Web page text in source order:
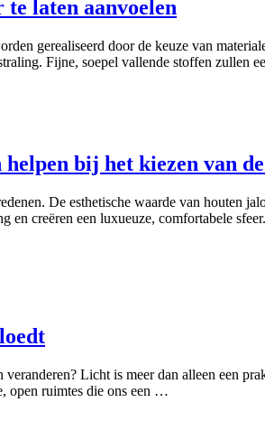
laten aanvoelen
gerealiseerd door de keuze van
Fijne, soepel vallende stoffen zullen
bij het kiezen van
De esthetische waarde van houten
creëren een luxueuze, comfortabele
Licht is meer dan alleen een
open ruimtes die ons een …